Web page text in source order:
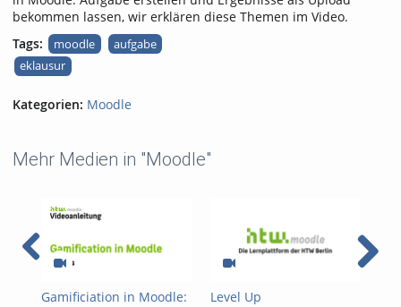
bekommen lassen, wir erklären diese Themen im Video.
Tags:
moodle
aufgabe
eklausur
Kategorien: Moodle
Mehr Medien in "Moodle"
Gamificiation in Moodle:
Level Up